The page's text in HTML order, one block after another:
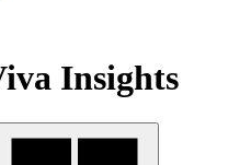
Insights